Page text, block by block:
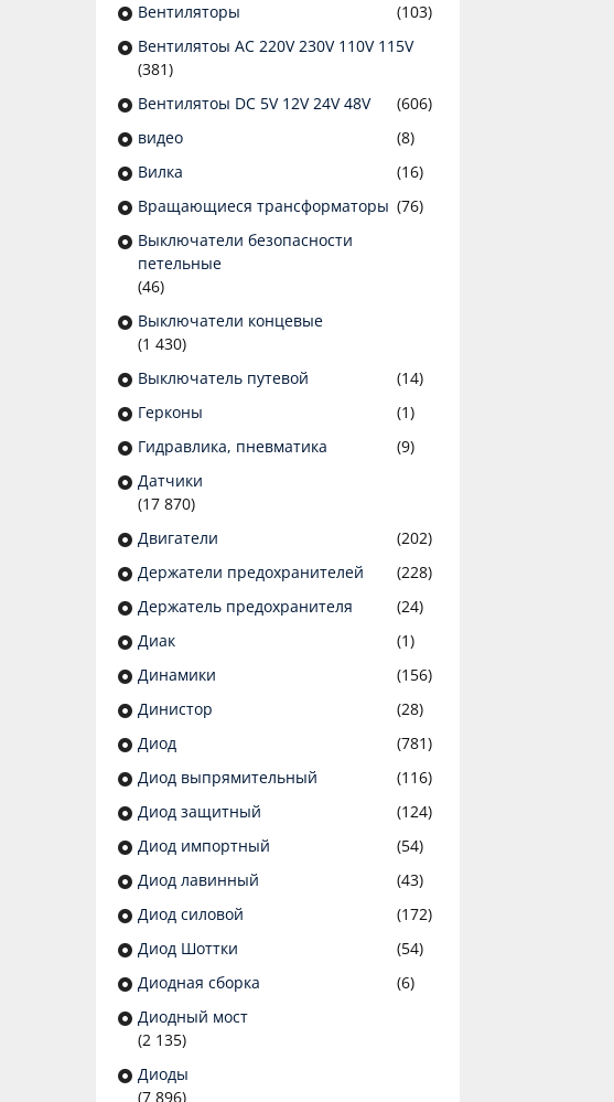
Вентиляторы
(103)
Вентилятоы AC 220V 230V 110V 115V
(381)
Вентилятоы DC 5V 12V 24V 48V
(606)
видео
(8)
Вилка
(16)
Вращающиеся трансформаторы (76)
Выключатели безопасности
петельные
(46)
Выключатели концевые
(1 430)
Выключатель путевой
(14)
Герконы
(1)
Гидравлика, пневматика
(9)
Датчики
(17 870)
Двигатели
(202)
Держатели предохранителей
(228)
Держатель предохранителя
(24)
Диак
(1)
Динамики
(156)
Динистор
(28)
Диод
(781)
Диод выпрямительный
(116)
Диод защитный
(124)
Диод импортный
(54)
Диод лавинный
(43)
Диод силовой
(172)
Диод Шоттки
(54)
Диодная сборка
(6)
Диодный мост
(2 135)
Диоды
(7 896)